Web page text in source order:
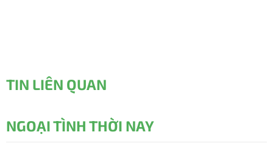
TIN LIÊN QUAN
NGOẠI TÌNH THỜI NAY